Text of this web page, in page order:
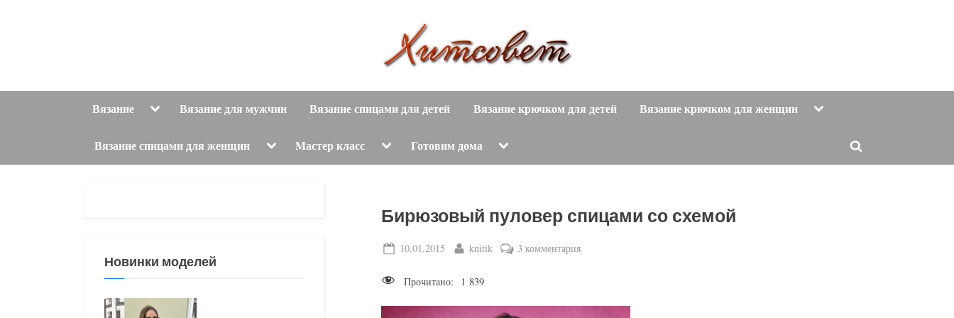
и
т
о
в
е
т
вязание
с
описанием
и
Вязание ToggleВязание для мужчин Вязание спицами для детей Вязание крючком для детей Вязание крючком для женщин Toggle
Вязание спицами для женщин Toggle
menu
Мастер класс Toggle
menu
Готовим дома Toggle
menu
Toggle
Бирюзовый пуловер спицами со схемой
Posted
10.01.2015 By
knitik 3 комментарияк
Прочитано: 1 839
Новинки моделей